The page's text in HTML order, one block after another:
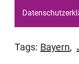
Tags: Bayern,